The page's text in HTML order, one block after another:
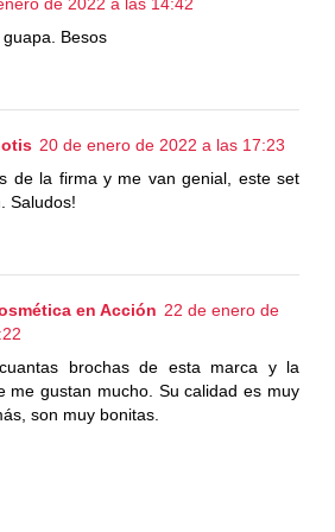
de 2022 a las 14:42
Besos
20 de enero de 2022 a las 17:23
de la firma y me van genial, este set
Saludos!
en Acción 22 de enero de
brochas de esta marca y la
me gustan mucho. Su calidad es muy
son muy bonitas.